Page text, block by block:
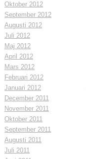
Oktober 2012
September 2012
Augusti 2012
Juli 2012
Maj 2012
April 2012
Mars 2012
Februari 2012
Januari 2012
December 2011
November 2011
Oktober 2011
September 2011
Augusti 2011
Juli 2011